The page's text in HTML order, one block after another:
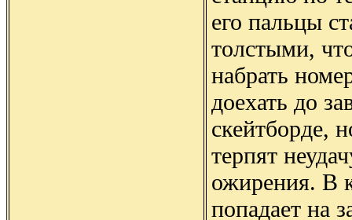
его пальцы
толстыми,
набрать
доехать до
скейтборде,
терпят
ожирения. В
попадает на